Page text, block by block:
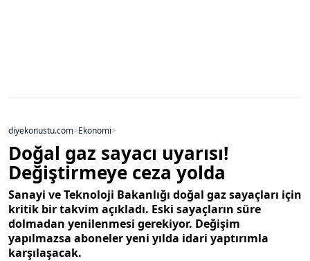
diyekonustu.com>Ekonomi>
Doğal gaz sayacı uyarısı!
Değiştirmeye ceza yolda
Sanayi ve Teknoloji Bakanlığı doğal gaz sayaçları için
kritik bir takvim açıkladı. Eski sayaçların süre
dolmadan yenilenmesi gerekiyor. Değişim
yapılmazsa aboneler yeni yılda idari yaptırımla
karşılaşacak.